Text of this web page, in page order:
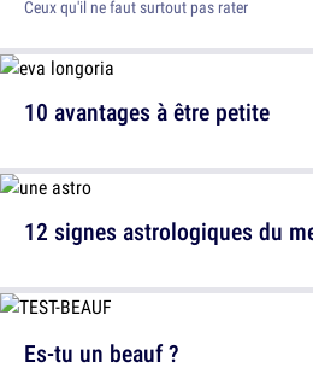
Ceux qu'il ne faut surtout pas rater
10 avantages à être petite
12 signes astrologiques du
Es-tu un beauf ?